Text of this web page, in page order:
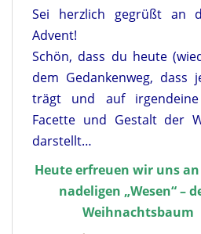
Sei herzlich gegrüßt an
Advent!
Schön, dass du heute
dem Gedankenweg, dass
trägt und auf
Facette und Gestalt der
darstellt…
Heute erfreuen wir uns
nadeligen „Wesen“ –
Weihnachtsbaum